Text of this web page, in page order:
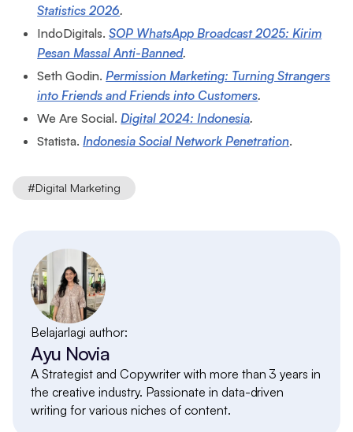
Statistics 2026.
IndoDigitals.SOP WhatsApp Broadcast 2025: Kirim
Pesan Massal Anti-Banned.
Seth Godin.Permission Marketing: Turning Strangers
into Friends and Friends into Customers.
We Are Social.Digital 2024: Indonesia.
Statista.Indonesia Social Network Penetration.
#Digital Marketing
Belajarlagi author:
Ayu Novia
A Strategist and Copywriter with more than 3 years in
the creative industry. Passionate in data-driven
writing for various niches of content.